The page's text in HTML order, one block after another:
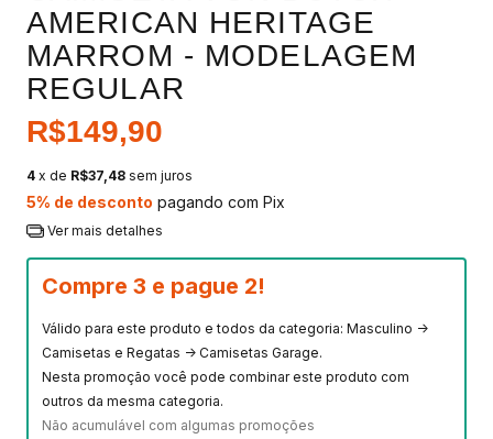
AMERICAN HERITAGE
MARROM - MODELAGEM
REGULAR
R$149,90
4 x de R$37,48 sem juros
5% de desconto pagando com Pix
Ver mais detalhes
Compre 3 e pague 2!
Válido para este produto e todos da categoria: Masculino ->
Camisetas e Regatas -> Camisetas Garage.
Nesta promoção você pode combinar este produto com
outros da mesma categoria.
Não acumulável com algumas promoções